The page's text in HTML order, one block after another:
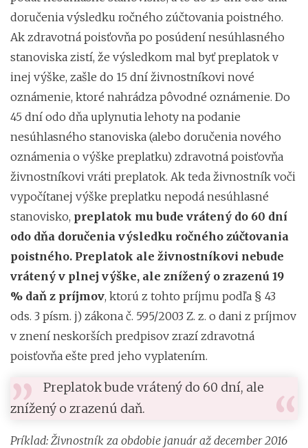
doručenia výsledku ročného zúčtovania poistného.
Ak zdravotná poisťovňa po posúdení nesúhlasného
stanoviska zistí, že výsledkom mal byť preplatok v
inej výške, zašle do 15 dní živnostníkovi nové
oznámenie, ktoré nahrádza pôvodné oznámenie. Do
45 dní odo dňa uplynutia lehoty na podanie
nesúhlasného stanoviska (alebo doručenia nového
oznámenia o výške preplatku) zdravotná poisťovňa
živnostníkovi vráti preplatok. Ak teda živnostník voči
vypočítanej výške preplatku nepodá nesúhlasné
stanovisko, preplatok mu bude vrátený do 60 dní
odo dňa doručenia výsledku ročného zúčtovania
poistného. Preplatok ale živnostníkovi nebude
vrátený v plnej výške, ale znížený o zrazenú 19
% daň z príjmov, ktorú z tohto príjmu podľa § 43
ods. 3 písm. j) zákona č. 595/2003 Z. z. o dani z príjmov
v znení neskorších predpisov zrazí zdravotná
poisťovňa ešte pred jeho vyplatením.
Preplatok bude vrátený do 60 dní, ale
znížený o zrazenú daň.
Príklad: Živnostník za obdobie január až december 2016